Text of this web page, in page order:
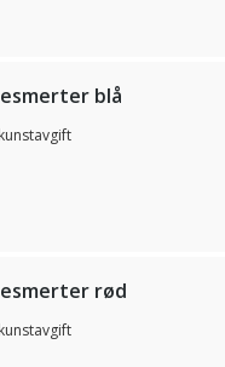
blå
rød